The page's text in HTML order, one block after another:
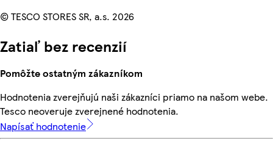
© TESCO STORES SR, a.s. 2026
Zatiaľ bez recenzií
Pomôžte ostatným zákazníkom
Hodnotenia zverejňujú naši zákazníci priamo na našom webe.
Tesco neoveruje zverejnené hodnotenia.
Napísať hodnotenie